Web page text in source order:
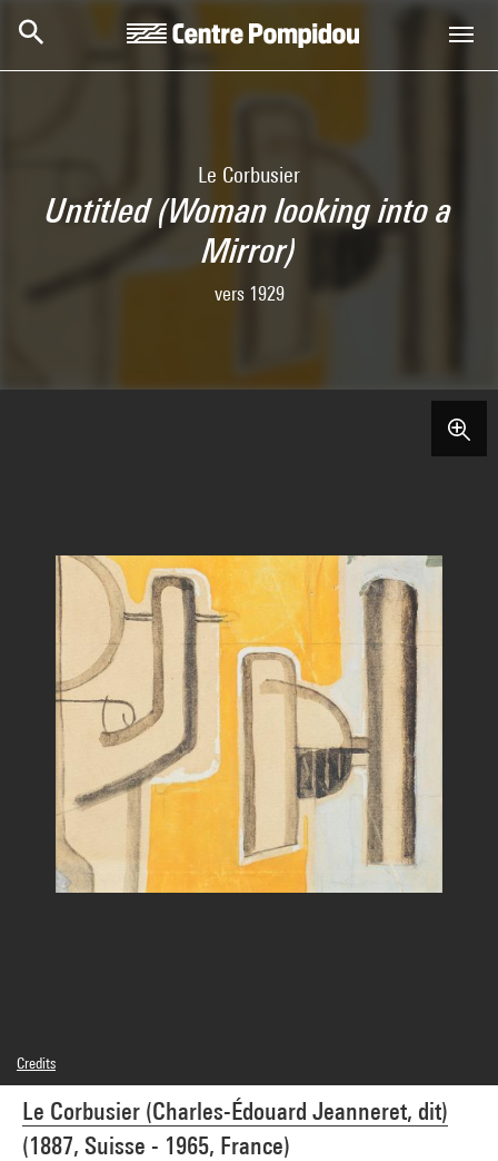
Le Corbusier
Untitled (Woman looking into a
Mirror)
vers 1929
Le Corbusier (Charles-Édouard Jeanneret, dit)
(1887, Suisse - 1965, France)
Credits
© F.L.C. / Adagp, Paris
Photo credits : Centre Pompidou, MNAM-CCI/Hélène Mauri/Dist. GrandPalaisRmn
Image reference : 4Y07569